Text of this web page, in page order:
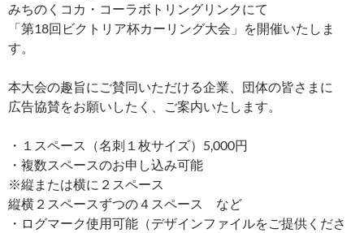
みちのくコカ・コーラボトリングリンクにて
「第18回ビクトリア杯カーリング大会」を開催いたしま
す。
本大会の趣旨にご賛同いただける企業、団体の皆さまに
広告協賛をお願いしたく、ご案内いたします。
・１スペース（名刺１枚サイズ）5,000円
・複数スペースのお申し込み可能
※縦または横に２スペース
縦横２スペースずつの４スペース など
・ログマーク使用可能（デザインファイルをご提供くださ